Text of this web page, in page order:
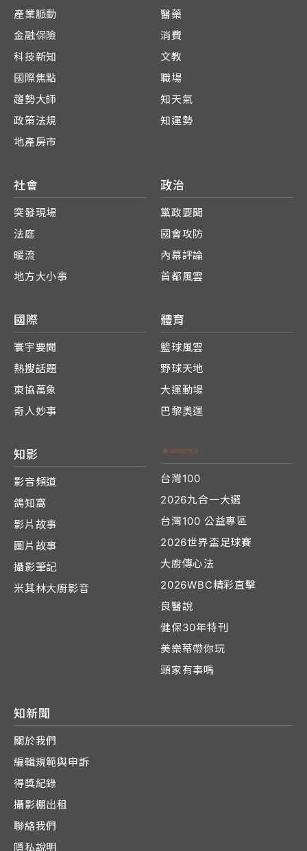
產業脈動
金融保險
科技新知
國際焦點
趨勢大師
政策法規
地產房市
醫藥
消費
文教
職場
知天氣
知運勢
社會
突發現場
法庭
暖流
地方大小事
政治
黨政要聞
國會攻防
內幕評論
首都風雲
國際
寰宇要聞
熱搜話題
東協萬象
奇人妙事
體育
籃球風雲
野球天地
大運動場
巴黎奧運
知影
影音頻道
鴿知窩
影片故事
圖片故事
攝影筆記
米其林大廚影音
台灣100
2026九合一大選
台灣100 公益專區
2026世界盃足球賽
大廚傳心法
2026WBC精彩直擊
良醫說
健保30年特刊
美樂蒂帶你玩
頭家有事嗎
知新聞
關於我們
編輯規範與申訴
得獎紀錄
攝影棚出租
聯絡我們
隱私說明